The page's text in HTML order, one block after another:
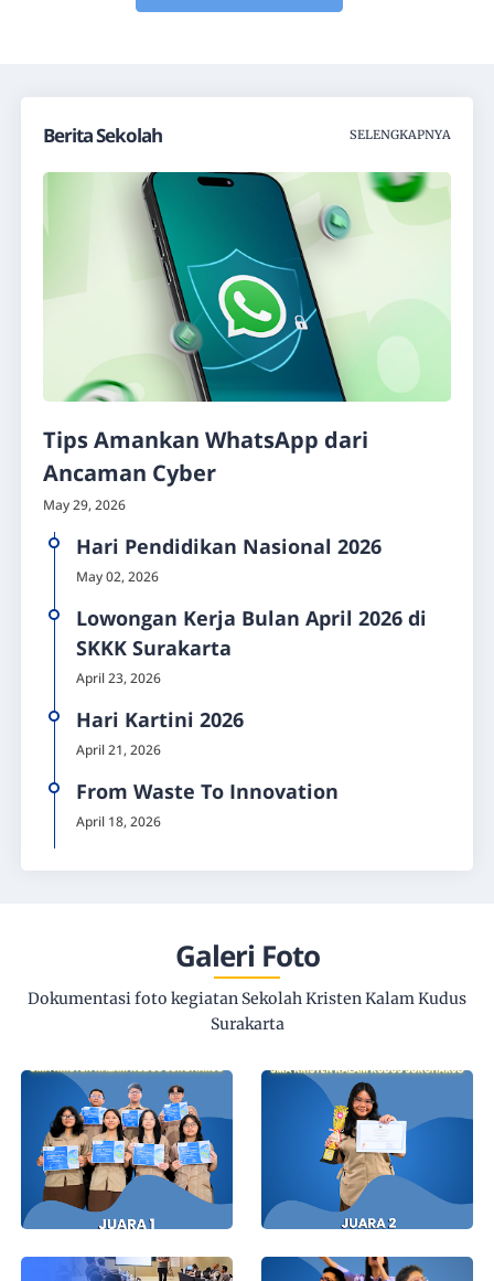
Berita Sekolah SELENGKAPNYA
Tips Amankan WhatsApp dari
Ancaman Cyber
May 29, 2026
Hari Pendidikan Nasional 2026
May 02, 2026
Lowongan Kerja Bulan April 2026 di
SKKK Surakarta
April 23, 2026
Hari Kartini 2026
April 21, 2026
From Waste To Innovation
April 18, 2026
Galeri Foto
Dokumentasi foto kegiatan Sekolah Kristen Kalam Kudus
Surakarta